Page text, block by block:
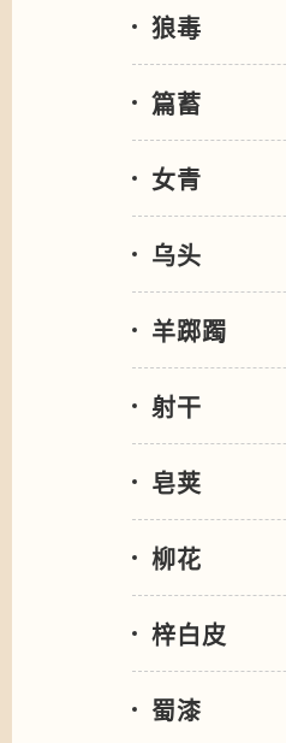
狼毒
篇蓄
女青
乌头
羊踯躅
射干
皂荚
柳花
梓白皮
蜀漆